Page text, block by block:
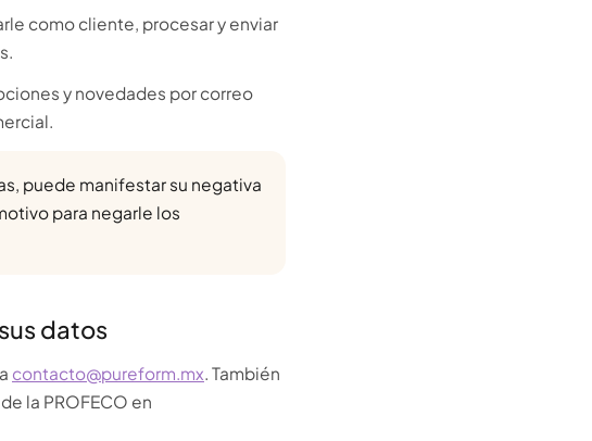
como cliente, procesar y enviar
y novedades por correo
puede manifestar su negativa
para negarle los
datos
contacto@pureform.mx. También
la PROFECO en